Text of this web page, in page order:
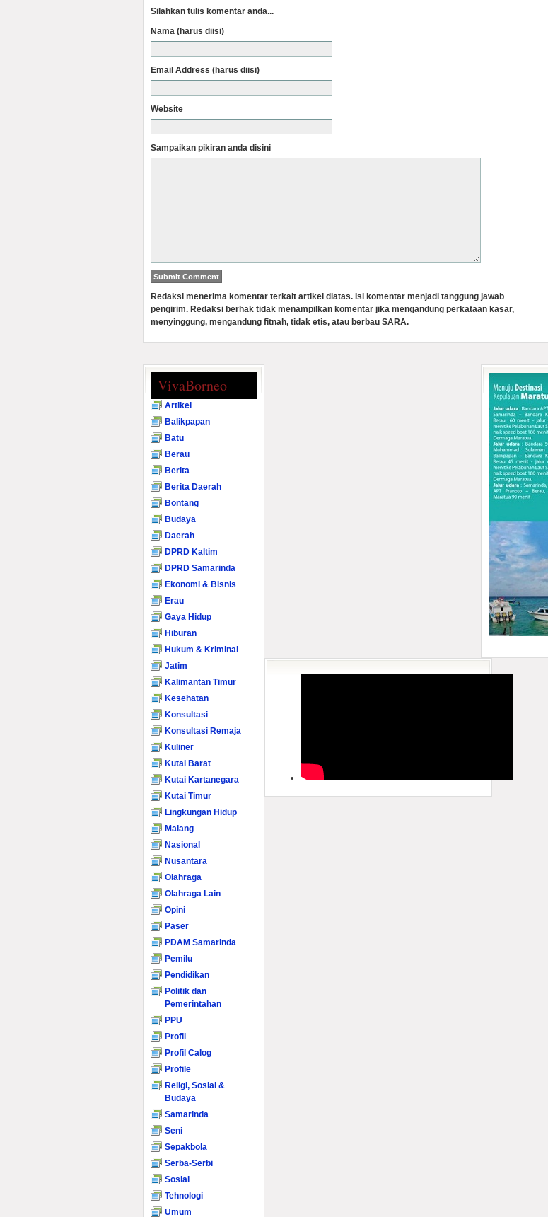
Silahkan tulis komentar anda...
Nama (harus diisi)
Email Address (harus diisi)
Website
Sampaikan pikiran anda disini
Redaksi menerima komentar terkait artikel diatas. Isi komentar menjadi tanggung jawab
pengirim. Redaksi berhak tidak menampilkan komentar jika mengandung perkataan kasar,
menyinggung, mengandung fitnah, tidak etis, atau berbau SARA.
VivaBorneo
Artikel
Balikpapan
Batu
Berau
Berita
Berita Daerah
Bontang
Budaya
Daerah
DPRD Kaltim
DPRD Samarinda
Ekonomi & Bisnis
Erau
Gaya Hidup
Hiburan
Hukum & Kriminal
Jatim
Kalimantan Timur
Kesehatan
Konsultasi
Konsultasi Remaja
Kuliner
Kutai Barat
Kutai Kartanegara
Kutai Timur
Lingkungan Hidup
Malang
Nasional
Nusantara
Olahraga
Olahraga Lain
Opini
Paser
PDAM Samarinda
Pemilu
Pendidikan
Politik dan
Pemerintahan
PPU
Profil
Profil Calog
Profile
Religi, Sosial &
Budaya
Samarinda
Seni
Sepakbola
Serba-Serbi
Sosial
Tehnologi
Umum